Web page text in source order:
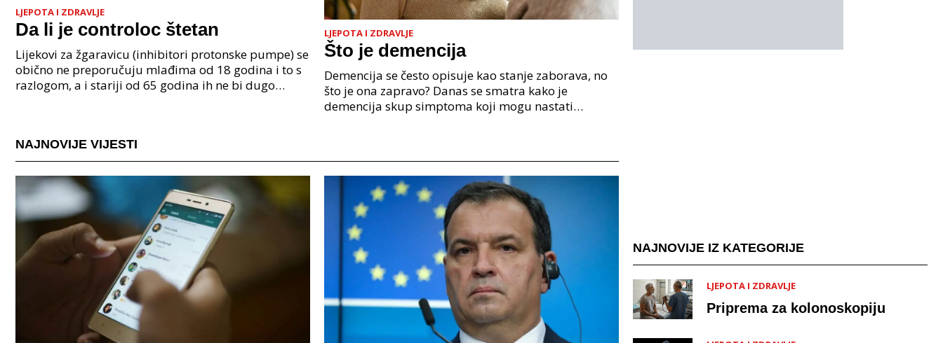
LJEPOTA I ZDRAVLJE
Da li je controloc štetan
Lijekovi za žgaravicu (inhibitori protonske pumpe) se
obično ne preporučuju mlađima od 18 godina i to s
razlogom, a i stariji od 65 godina ih ne bi dugo
LJEPOTA I ZDRAVLJE
Što je demencija
Demencija se često opisuje kao stanje zaborava, no
što je ona zapravo? Danas se smatra kako je
demencija skup simptoma koji mogu nastati
NAJNOVIJE VIJESTI
NAJNOVIJE IZ KATEGORIJE
LJEPOTA I ZDRAVLJE
Priprema za kolonoskopiju